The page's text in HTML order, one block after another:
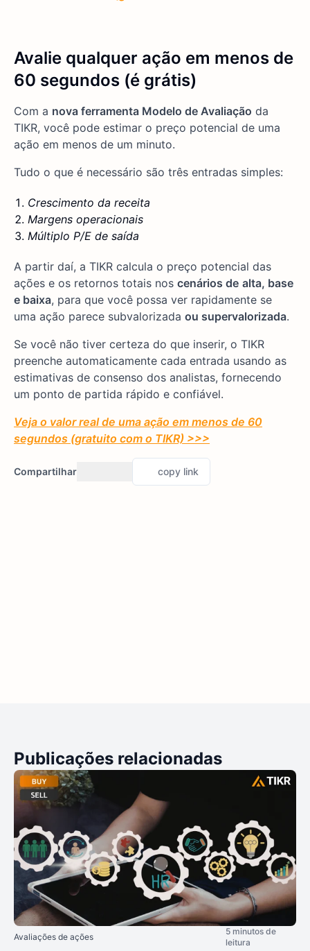
Avalie qualquer ação em menos de
60 segundos (é grátis)
Com a nova ferramenta Modelo de Avaliação da
TIKR, você pode estimar o preço potencial de uma
ação em menos de um minuto.
Tudo o que é necessário são três entradas simples:
Crescimento da receita
Margens operacionais
Múltiplo P/E de saída
A partir daí, a TIKR calcula o preço potencial das
ações e os retornos totais nos cenários de alta, base
e baixa, para que você possa ver rapidamente se
uma ação parece subvalorizada ou supervalorizada.
Se você não tiver certeza do que inserir, o TIKR
preenche automaticamente cada entrada usando as
estimativas de consenso dos analistas, fornecendo
um ponto de partida rápido e confiável.
Veja o valor real de uma ação em menos de 60
segundos (gratuito com o TIKR) >>>
Compartilhar copy link
Publicações relacionadas
Avaliações de ações
5 minutos de
leitura